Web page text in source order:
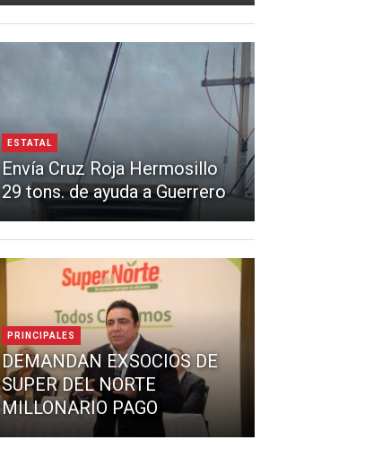
ESTATAL
Envía Cruz Roja Hermosillo
29 tons. de ayuda a Guerrero
PRINCIPALES
DEMANDAN EXSOCIOS DE
SUPER DEL NORTE
MILLONARIO PAGO